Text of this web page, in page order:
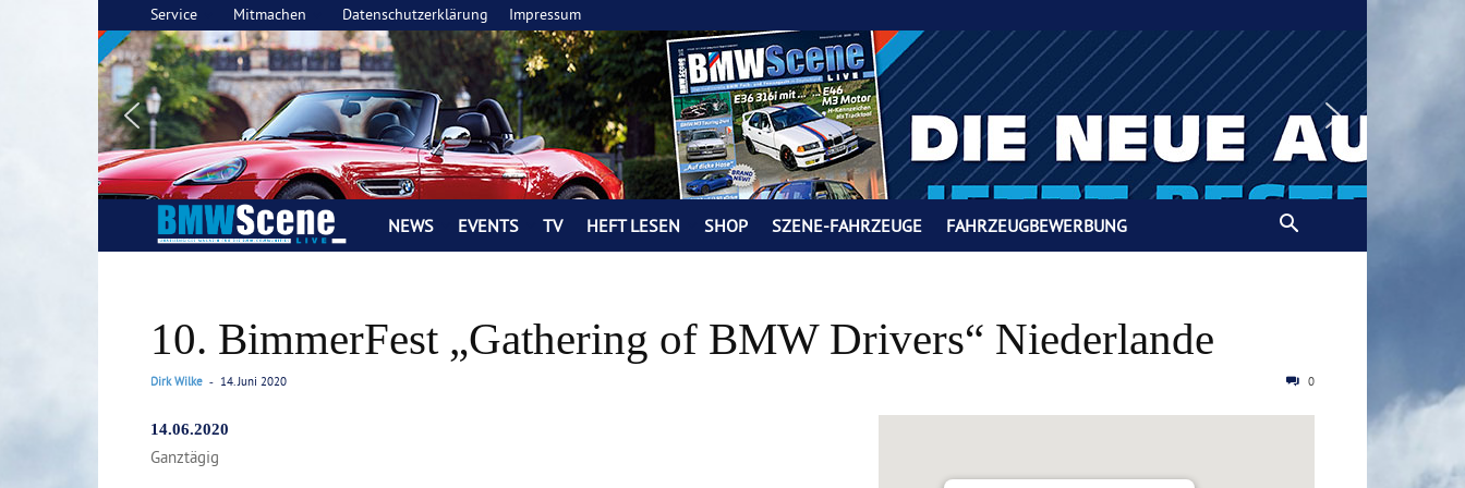
Service Mitmachen Datenschutzerklärung Impressum
BMW
LIVE
NEWS EVENTS TV HEFT LESEN SHOP SZENE-FAHRZEUGE FAHRZEUGBEWERBUNG
10. BimmerFest „Gathering of BMW Drivers“ Niederlande
Dirk Wilke - 14. Juni 2020 0
14.06.2020
Ganztägig